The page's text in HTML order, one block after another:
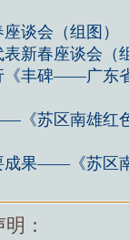
谈会（组图）
新春座谈会（
《丰碑——广东
《苏区南雄红
成果——《苏区
：